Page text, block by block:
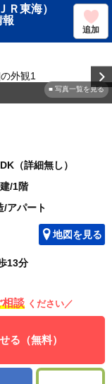
Ｒ東海）
報
追加
■ 写真一覧を見る
（詳細無し）
/1階
/アパート
地図を見る
13分
談 ください／
る（無料）